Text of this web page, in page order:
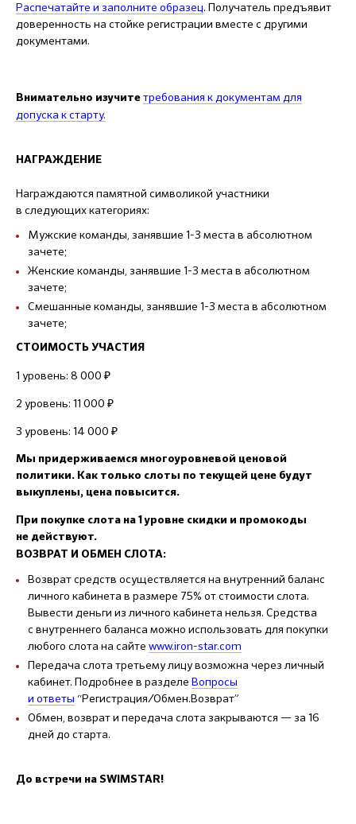
Распечатайте и заполните образец. Получатель предъявит
доверенность на стойке регистрации вместе с другими
документами.
Внимательно изучите требования к документам для
допуска к старту.
НАГРАЖДЕНИЕ
Награждаются памятной символикой участники
в следующих категориях:
Мужские команды, занявшие 1-3 места в абсолютном
зачете;
Женские команды, занявшие 1-3 места в абсолютном
зачете;
Смешанные команды, занявшие 1-3 места в абсолютном
зачете;
СТОИМОСТЬ УЧАСТИЯ
1 уровень: 8 000 ₽
2 уровень: 11 000 ₽
3 уровень: 14 000 ₽
Мы придерживаемся многоуровневой ценовой
политики. Как только слоты по текущей цене будут
выкуплены, цена повысится.
При покупке слота на 1 уровне скидки и промокоды
не действуют.
ВОЗВРАТ И ОБМЕН СЛОТА:
Возврат средств осуществляется на внутренний баланс
личного кабинета в размере 75% от стоимости слота.
Вывести деньги из личного кабинета нельзя. Средства
с внутреннего баланса можно использовать для покупки
любого слота на сайте www.iron-star.com
Передача слота третьему лицу возможна через личный
кабинет. Подробнее в разделе Вопросы
и ответы “Регистрация/Обмен.Возврат”
Обмен, возврат и передача слота закрываются — за 16
дней до старта.
До встречи на SWIMSTAR!